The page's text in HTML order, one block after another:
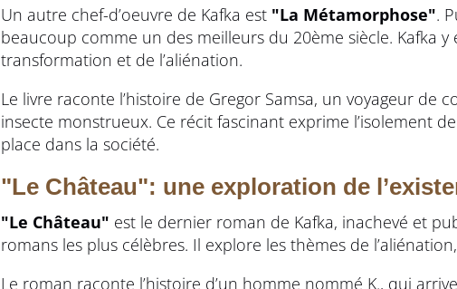
Un autre chef-d’oeuvre de Kafka est "La Métamorphose".
beaucoup comme un des meilleurs du 20ème siècle. Kafka y
transformation et de l’aliénation.
Le livre raconte l’histoire de Gregor Samsa, un voyageur de
insecte monstrueux. Ce récit fascinant exprime l’isolement
place dans la société.
"Le Château": une exploration de
"Le Château" est le dernier roman de Kafka, inachevé et
romans les plus célèbres. Il explore les thèmes de
Le roman raconte l’histoire d’un homme nommé K., qui